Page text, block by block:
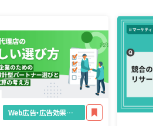
Web広告・広告効果測定